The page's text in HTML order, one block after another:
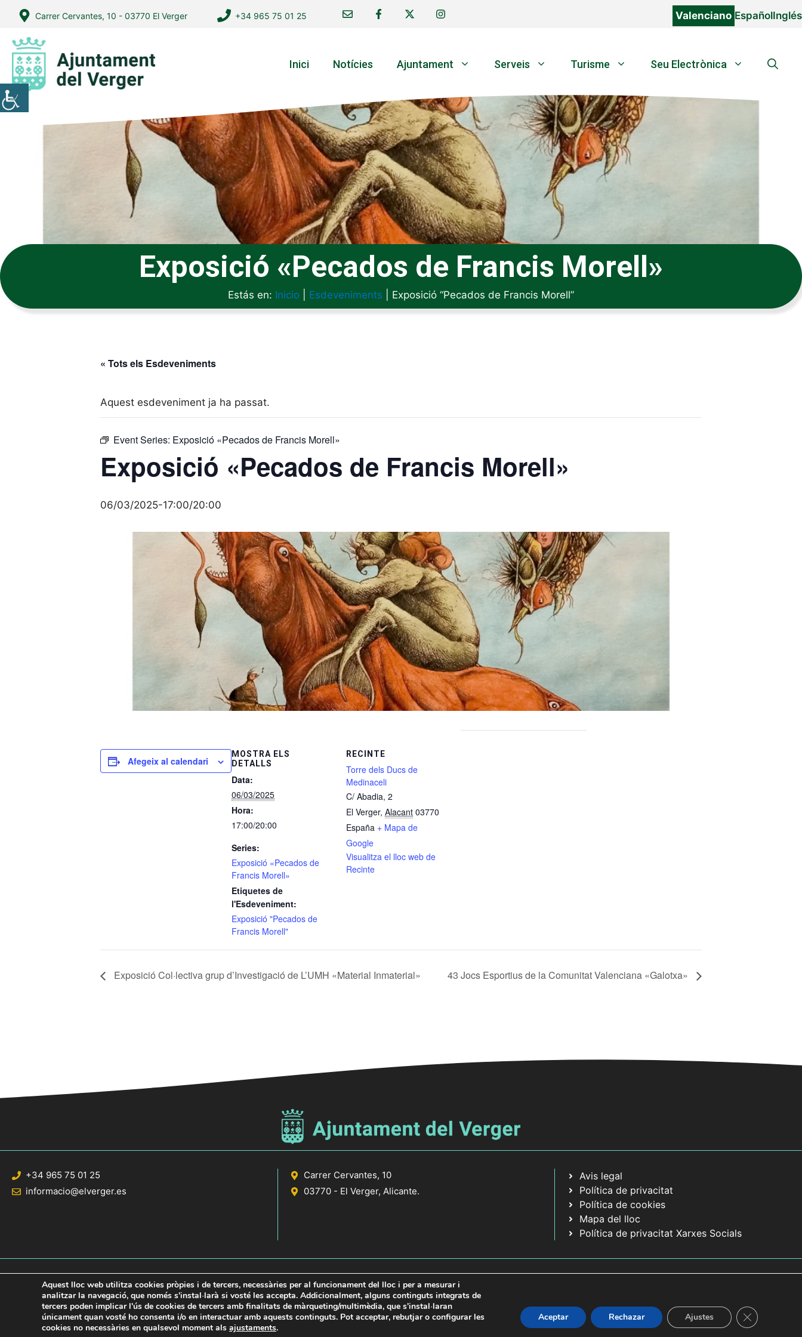
contingut
Carrer Cervantes, 10 - 03770 El Verger +34 965 75 01 25 Valenciano EspañolInglés
Inici Notícies Ajuntament Serveis Turisme Seu Electrònica
Exposició «Pecados de Francis Morell»
Estás en: Inicio Esdeveniments Exposició “Pecados de Francis Morell”
« Tots els Esdeveniments
Aquest esdeveniment ja ha passat.
Event Series: Exposició «Pecados de Francis Morell»
Exposició «Pecados de Francis Morell»
06/03/2025-17:00/20:00
Afegeix al calendari
MOSTRA ELS
DETALLS
Data:
06/03/2025
Hora:
17:00/20:00
Series:
Exposició «Pecados de
Francis Morell»
Etiquetes de
l'Esdeveniment:
Exposició "Pecados de
Francis Morell"
RECINTE
Torre dels Ducs de
Medinaceli
C/ Abadia, 2
El Verger, Alacant 03770
España + Mapa de
Google
Visualitza el lloc web de
Recinte
Exposició Col·lectiva grup d’Investigació de L’UMH «Material Inmaterial» 43 Jocs Esportius de la Comunitat Valenciana «Galotxa»
+34 965 75 01 25
informacio@elverger.es
Carrer Cervantes, 10
03770 - El Verger, Alicante.
Avis legal
Política de privacitat
Política de cookies
Mapa del lloc
Política de privacitat Xarxes Socials
© 2020 Web desarrollada por el Servicio de Informática de Diputación de Alicante
Aquest lloc web utilitza cookies pròpies i de tercers, necessàries per al funcionament del lloc i per a mesurar i
analitzar la navegació, que només s'instal·larà si vosté les accepta. Addicionalment, alguns continguts integrats de
tercers poden implicar l'ús de cookies de tercers amb finalitats de màrqueting/multimèdia, que s'instal·laran
únicament quan vosté ho consenta i/o en interactuar amb aquests continguts. Pot acceptar, rebutjar o configurar les
cookies no necessàries en qualsevol moment als ajustaments.
Aceptar Rechazar Ajustes Tanca el